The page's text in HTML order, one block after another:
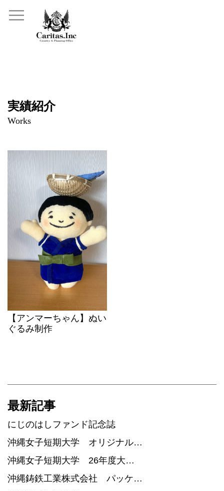
実績紹介
Works
【アンマーちゃん】ぬい
ぐるみ制作
最新記事
にじのはしファンド記念誌
沖縄女子短期大学 オリジナル…
沖縄女子短期大学 26年度大…
沖縄鋳鉄工業株式会社 パッケ…